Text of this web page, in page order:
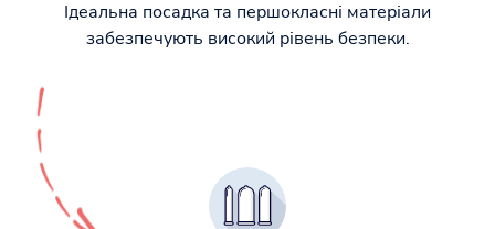
Ідеальна посадка та першокласні матеріали
забезпечують високий рівень безпеки.